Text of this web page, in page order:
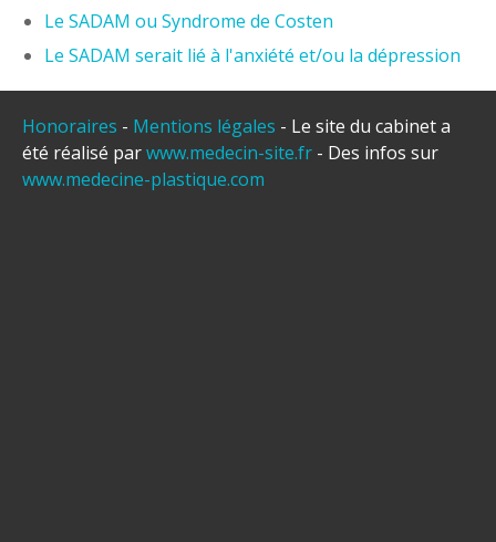
Le SADAM ou Syndrome de Costen
Le SADAM serait lié à l'anxiété et/ou la dépression
Honoraires - Mentions légales - Le site du cabinet a
été réalisé parwww.medecin-site.fr - Des infos sur
www.medecine-plastique.com